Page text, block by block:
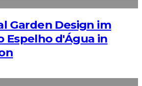
Garden Design im
Espelho d'Água in